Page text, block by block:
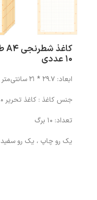
10 عددی
ابعاد: 29.7 * 21 سانتی‌متر
جنس کاغذ : کاغذ تحریر 80 گرم
تعداد: 10 برگ
یک رو چاپ ، یک رو سفید